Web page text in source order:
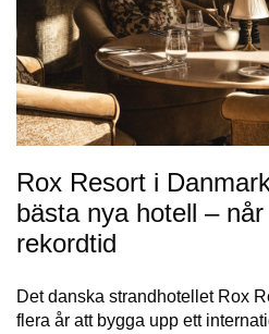
Rox Resort i
bästa nya hotell –
rekordtid
Det danska strandhotellet Rox
flera år att bygga upp ett